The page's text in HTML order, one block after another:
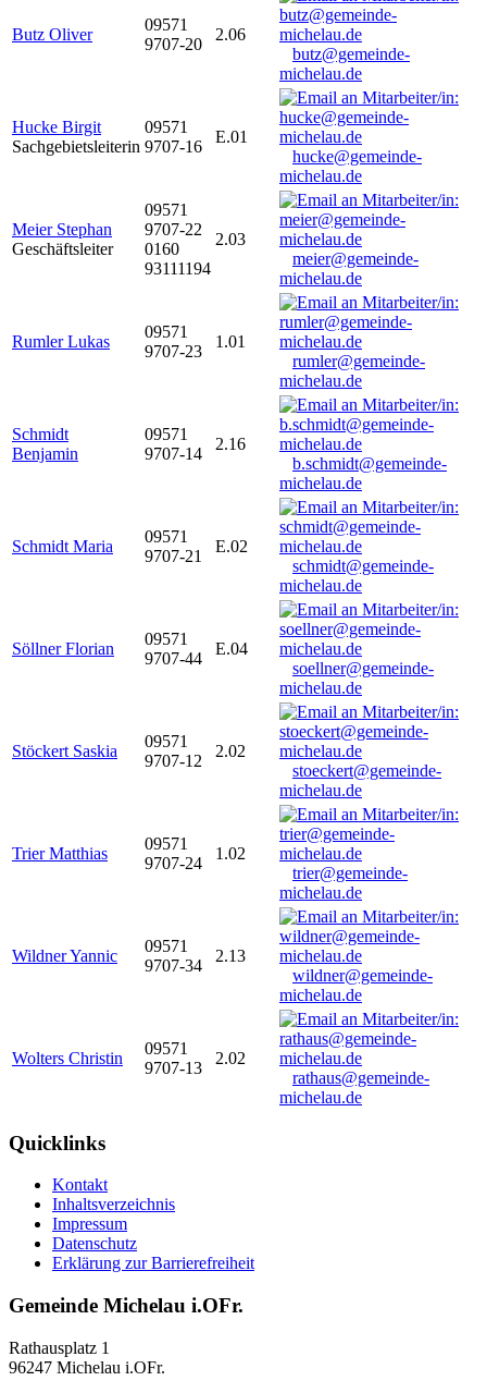
Butz Oliver
09571
9707-20
2.06
butz@gemeinde-
michelau.de
Hucke Birgit
Sachgebietsleiterin
09571
9707-16
E.01
hucke@gemeinde-
michelau.de
Meier Stephan
Geschäftsleiter
09571
9707-22
0160
93111194
2.03
meier@gemeinde-
michelau.de
Rumler Lukas
09571
9707-23
1.01
rumler@gemeinde-
michelau.de
Schmidt
Benjamin
09571
9707-14
2.16
b.schmidt@gemeinde-
michelau.de
Schmidt Maria
09571
9707-21
E.02
schmidt@gemeinde-
michelau.de
Söllner Florian
09571
9707-44
E.04
soellner@gemeinde-
michelau.de
Stöckert Saskia
09571
9707-12
2.02
stoeckert@gemeinde-
michelau.de
Trier Matthias
09571
9707-24
1.02
trier@gemeinde-
michelau.de
Wildner Yannic
09571
9707-34
2.13
wildner@gemeinde-
michelau.de
Wolters Christin
09571
9707-13
2.02
rathaus@gemeinde-
michelau.de
Quicklinks
Kontakt
Inhaltsverzeichnis
Impressum
Datenschutz
Erklärung zur Barrierefreiheit
Gemeinde Michelau i.OFr.
Rathausplatz 1
96247 Michelau i.OFr.